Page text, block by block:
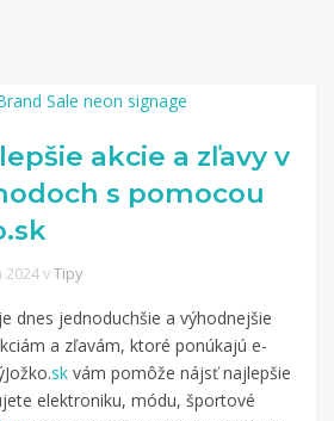
akcie a zľavy v
s pomocou
vTipy
dnes jednoduchšie a výhodnejšie
a zľavám, ktoré ponúkajú e-
sk vám pomôže nájsť najlepšie
elektroniku, módu, športové